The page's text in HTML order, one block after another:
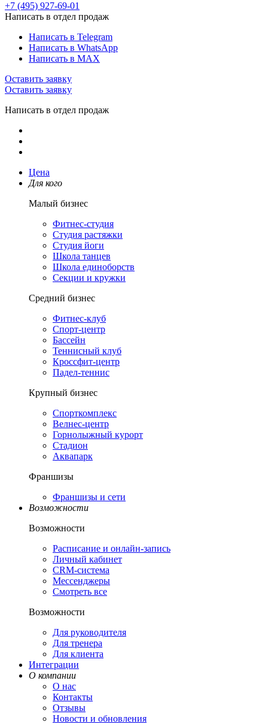
+7 (495) 927-69-01
Написать в отдел продаж
Написать в Telegram
Написать в WhatsApp
Написать в MAX
Оставить заявку
Оставить заявку
Написать в отдел продаж
Цена
Для кого
Малый бизнес
Фитнес-студия
Студия растяжки
Студия йоги
Школа танцев
Школа единоборств
Секции и кружки
Средний бизнес
Фитнес-клуб
Спорт-центр
Бассейн
Теннисный клуб
Кроссфит-центр
Падел-теннис
Крупный бизнес
Спорткомплекс
Велнес-центр
Горнолыжный курорт
Стадион
Аквапарк
Франшизы
Франшизы и сети
Возможности
Возможности
Расписание и онлайн-запись
Личный кабинет
CRM-система
Мессенджеры
Смотреть все
Возможности
Для руководителя
Для тренера
Для клиента
Интеграции
О компании
О нас
Контакты
Отзывы
Новости и обновления